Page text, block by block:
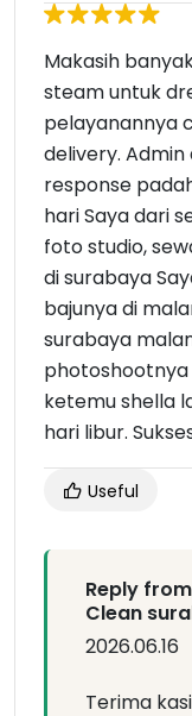
Makasih
steam untuk
pelayanannya
delivery.
response
hari Saya dari
foto studio,
di surabaya
bajunya di
surabaya
photoshootnya
ketemu shella
hari libur.
Useful
Reply
Clean
2026.06.16
Terima